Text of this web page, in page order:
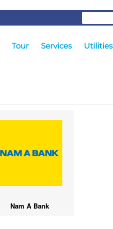
Tour Services Utilities
Nam A Bank